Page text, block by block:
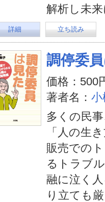
解析し未
詳細 立ち読み
調停委
価格：500
著者名： 小
多くの民
「人の生
販売での
るトラブ
融に泣く
り立ても